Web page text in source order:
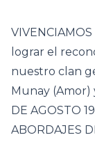
lograr el
nuestro clan
Munay (Amor)
DE AGOSTO
ABORDAJES